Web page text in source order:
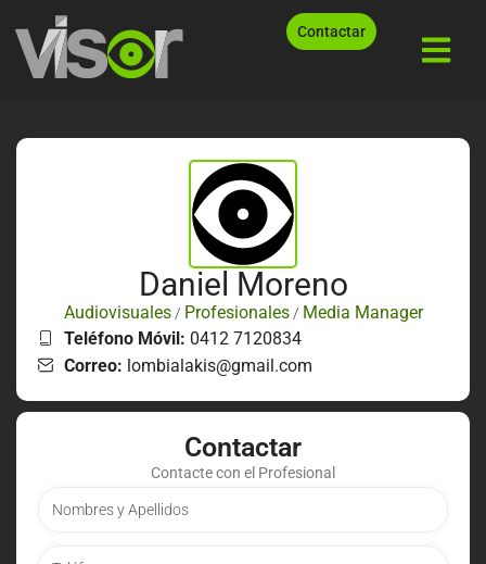
Contactar
Daniel Moreno
Audiovisuales/ Profesionales/ Media Manager
Teléfono Móvil: 0412 7120834
Correo: lombialakis@gmail.com
Contactar
Contacte con el Profesional